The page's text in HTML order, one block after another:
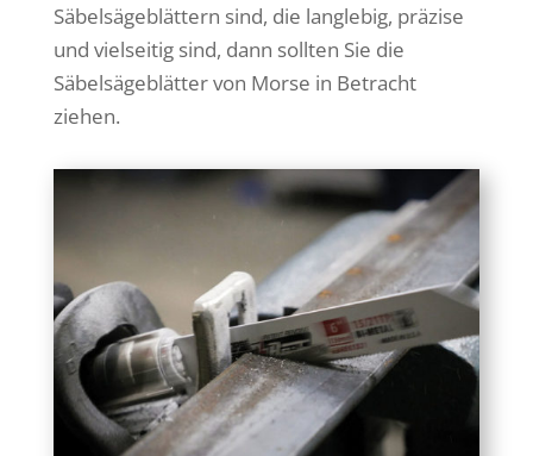
Säbelsägeblättern sind, die langlebig, präzise
und vielseitig sind, dann sollten Sie die
Säbelsägeblätter von Morse in Betracht
ziehen.